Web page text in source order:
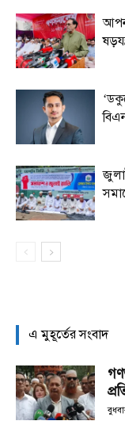
এ মুহূর্তের সংবাদ